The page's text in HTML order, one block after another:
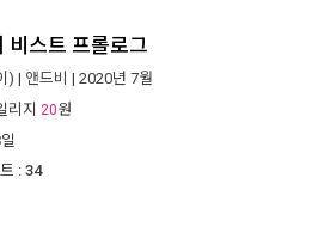
비스트 프롤로그
) | 앤드비 | 2020년 7월
리지 20원
일
: 34